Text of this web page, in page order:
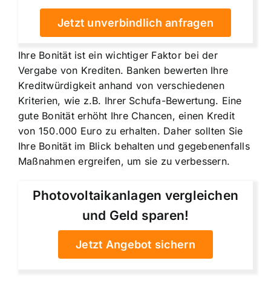
Jetzt unverbindlich anfragen
Ihre Bonität ist ein wichtiger Faktor bei der
Vergabe von Krediten. Banken bewerten Ihre
Kreditwürdigkeit anhand von verschiedenen
Kriterien, wie z.B. Ihrer Schufa-Bewertung. Eine
gute Bonität erhöht Ihre Chancen, einen Kredit
von 150.000 Euro zu erhalten. Daher sollten Sie
Ihre Bonität im Blick behalten und gegebenenfalls
Maßnahmen ergreifen, um sie zu verbessern.
Photovoltaikanlagen vergleichen
und Geld sparen!
Jetzt Angebot sichern